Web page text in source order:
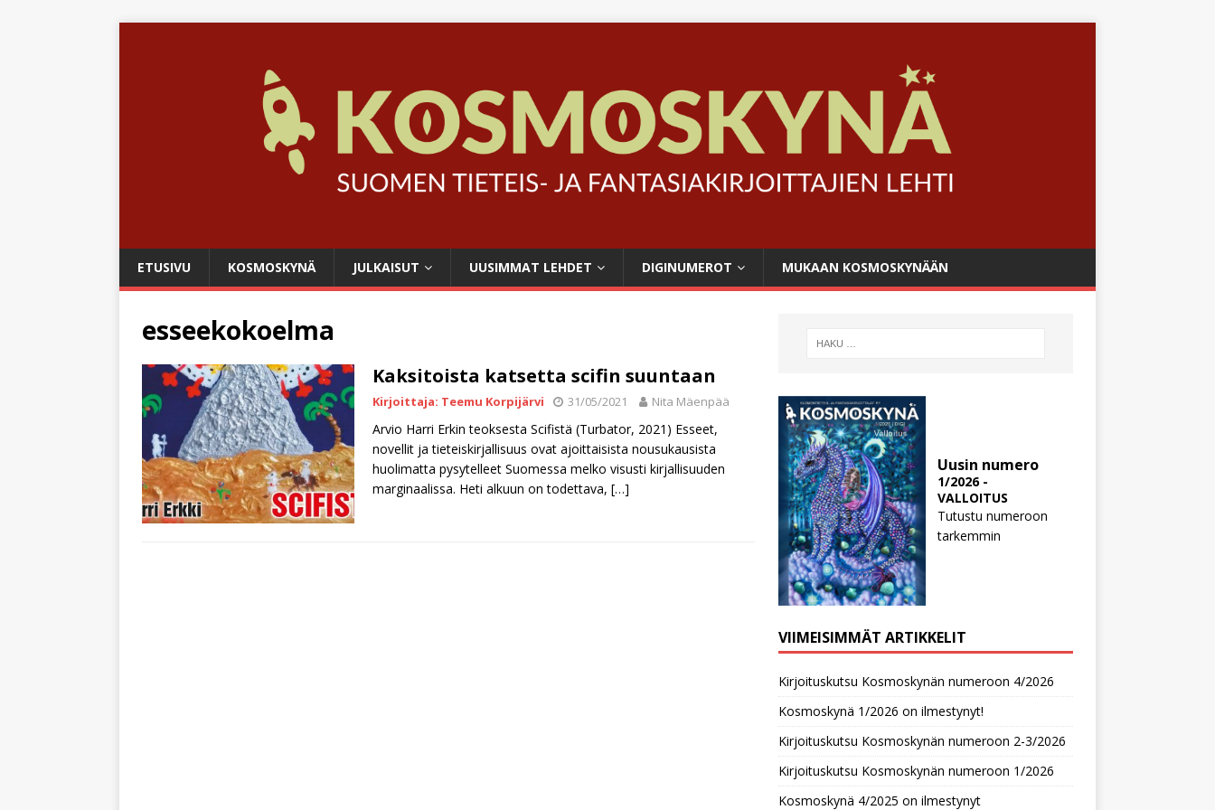
ETUSIVU KOSMOSKYNÄ JULKAISUT UUSIMMAT LEHDET DIGINUMEROT MUKAAN KOSMOSKYNÄÄN
esseekokoelma
Kaksitoista katsetta scifin suuntaan
Kirjoittaja: Teemu Korpijärvi 31/05/2021 Nita Mäenpää
Arvio Harri Erkin teoksesta Scifistä (Turbator, 2021) Esseet,
novellit ja tieteiskirjallisuus ovat ajoittaisista nousukausista
huolimatta pysytelleet Suomessa melko visusti kirjallisuuden
marginaalissa. Heti alkuun on todettava, […]
Uusin numero
1/2026 -
VALLOITUS
Tutustu numeroon
tarkemmin
VIIMEISIMMÄT ARTIKKELIT
Kirjoituskutsu Kosmoskynän numeroon 4/2026
Kosmoskynä 1/2026 on ilmestynyt!
Kirjoituskutsu Kosmoskynän numeroon 2-3/2026
Kirjoituskutsu Kosmoskynän numeroon 1/2026
Kosmoskynä 4/2025 on ilmestynyt